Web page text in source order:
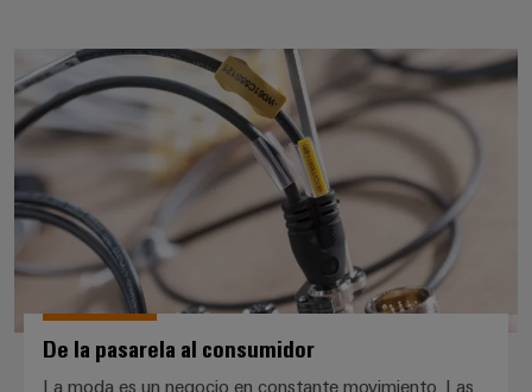
De la pasarela al consumidor
De la pasarela al consumidor
La moda es un negocio en constante movimiento. Las